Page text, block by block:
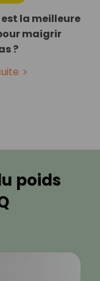
est la meilleure
maigrir
?
poids